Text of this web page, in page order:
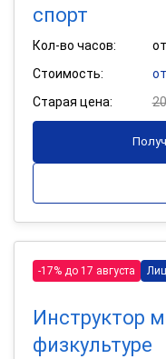
спорт
Кол-во часов:
Стоимость:
Старая цена:
-17% до 17 августа
Инструктор
физкультуре